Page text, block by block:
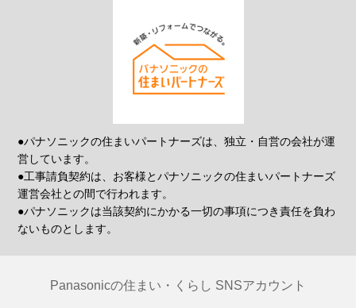
●パナソニックの住まいパートナーズは、独立・自営の会社が運
営しています。
●工事請負契約は、お客様とパナソニックの住まいパートナーズ
運営会社との間で行われます。
●パナソニックは当該契約にかかる一切の事項につき責任を負わ
ないものとします。
Panasonicの住まい・くらし SNSアカウント